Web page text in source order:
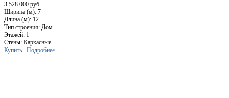
3 528 000 руб.
Ширина (м): 7
Длина (м): 12
Тип строения: Дом
Этажей: 1
Стены: Каркасные
Купить
Подробнее